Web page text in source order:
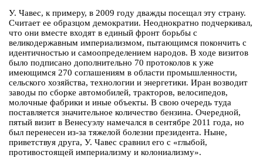
У. Чавес, к примеру, в 2009 году дважды посещал эту страну.
Считает ее образцом демократии. Неоднократно подчеркивал,
что они вместе входят в единый фронт борьбы с
великодержавным империализмом, пытающимся покончить с
идентичностью и самоопределением народов. В ходе визитов
было подписано дополнительно 70 протоколов к уже
имеющимся 270 соглашениям в области промышленности,
сельского хозяйства, технологии и энергетики. Иран возводит
заводы по сборке автомобилей, тракторов, велосипедов,
молочные фабрики и иные объекты. В свою очередь туда
поставляется значительное количество бензина. Очередной,
пятый визит в Венесуэлу намечался в сентябре 2011 года, но
был перенесен из-за тяжелой болезни президента. Ныне,
приветствуя друга, У. Чавес сравнил его с «глыбой,
противостоящей империализму и колониализму».